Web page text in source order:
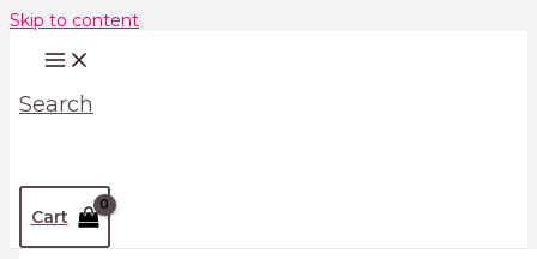
Skip to content
Search
Cart